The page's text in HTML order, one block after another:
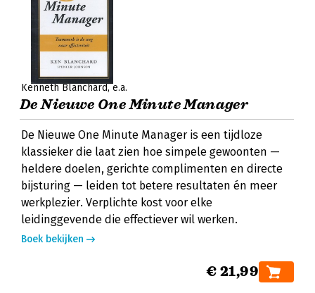
Kenneth Blanchard e.a.
De Nieuwe One Minute Manager
De Nieuwe One Minute Manager is een tijdloze
klassieker die laat zien hoe simpele gewoonten —
heldere doelen, gerichte complimenten en directe
bijsturing — leiden tot betere resultaten én meer
werkplezier. Verplichte kost voor elke
leidinggevende die effectiever wil werken.
Boek bekijken
€ 21,99